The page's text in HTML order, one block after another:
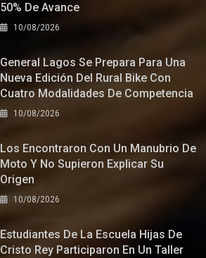
50% De Avance
10/08/2026
General Lagos Se Prepara Para Una
Nueva Edición Del Rural Bike Con
Cuatro Modalidades De Competencia
10/08/2026
Los Encontraron Con Un Manubrio De
Moto Y No Supieron Explicar Su
Origen
10/08/2026
Estudiantes De La Escuela Hijas De
Cristo Rey Participaron En Un Taller